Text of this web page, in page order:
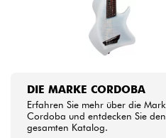
DIE MARKE CORDOBA
Erfahren Sie mehr über die
Cordoba und entdecken Sie den
gesamten Katalog.